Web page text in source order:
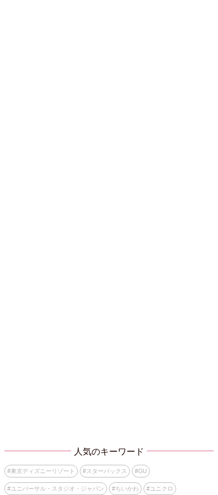
人気のキーワード
#東京ディズニーリゾート #スターバックス #GU
#ユニバーサル・スタジオ・ジャパン #ちいかわ #ユニクロ